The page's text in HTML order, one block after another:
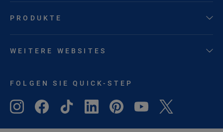
PRODUKTE
WEITERE WEBSITES
FOLGEN SIE QUICK-STEP